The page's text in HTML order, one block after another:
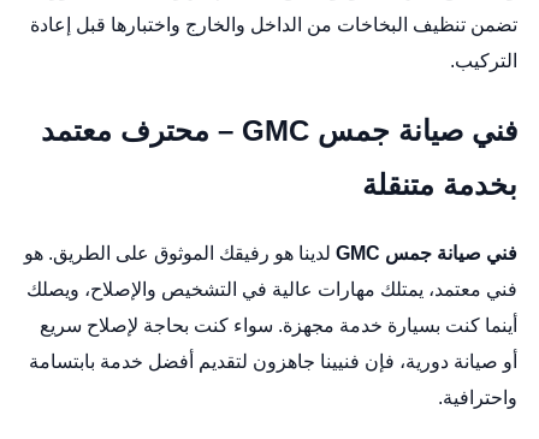
تضمن تنظيف البخاخات من الداخل والخارج واختبارها قبل إعادة
التركيب.
فني صيانة جمس GMC – محترف معتمد
بخدمة متنقلة
فني صيانة جمس GMC
لدينا هو رفيقك الموثوق على الطريق. هو
فني معتمد، يمتلك مهارات عالية في التشخيص والإصلاح، ويصلك
أينما كنت بسيارة خدمة مجهزة. سواء كنت بحاجة لإصلاح سريع
أو صيانة دورية، فإن فنيينا جاهزون لتقديم أفضل خدمة بابتسامة
واحترافية.